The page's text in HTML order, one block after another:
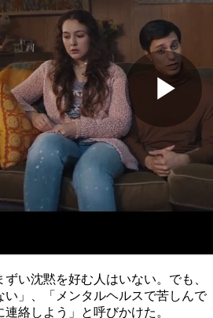
い沈黙を好む人はいない。でも、
い」、「メンタルヘルスで苦しんで
絡しよう」と呼びかけた。